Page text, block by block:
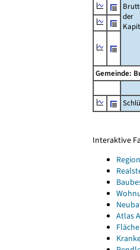
der
Gemeinde:
Interaktive
Atlas